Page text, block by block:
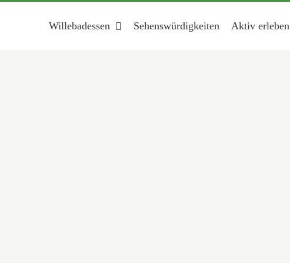
Willebadessen Sehenswürdigkeiten Aktiv erleben